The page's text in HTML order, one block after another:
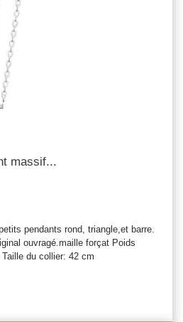
massif...
pendants rond, triangle,et barre.
ouvragé.maille forçat Poids
du collier: 42 cm